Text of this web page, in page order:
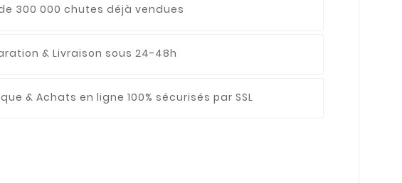
300 000 chutes déjà vendues
& Livraison sous 24-48h
& Achats en ligne 100% sécurisés par SSL